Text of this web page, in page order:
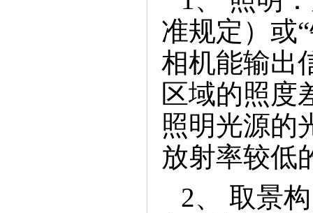
准规定）或
相机能输出
区域的照度
照明光源的
放射率较低
2、取景